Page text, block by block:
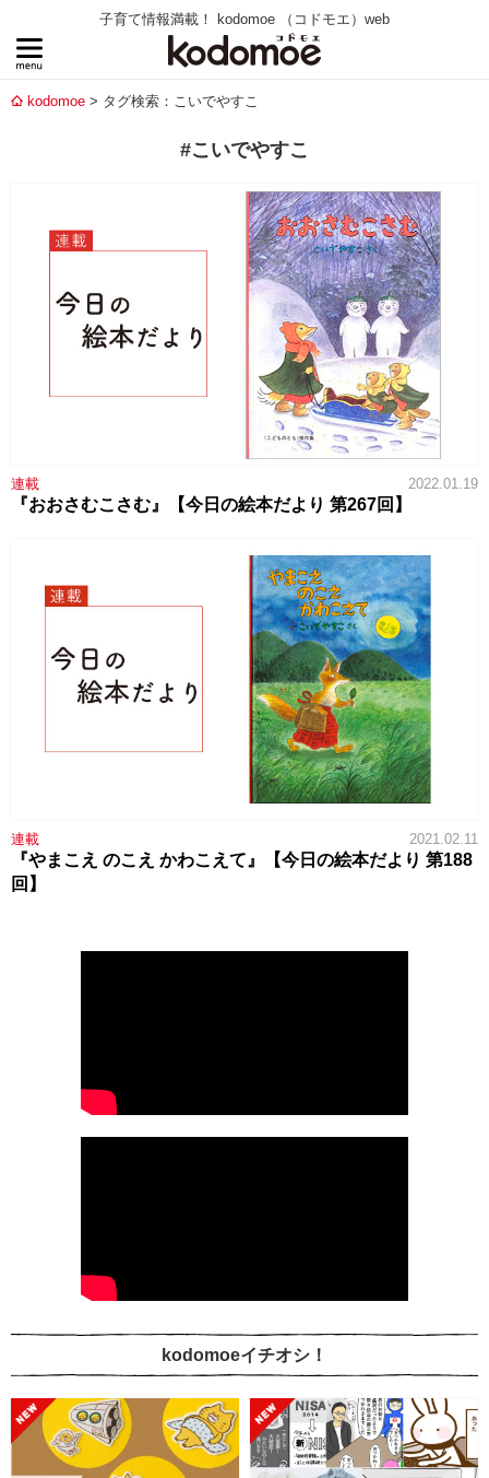
子育て情報満載！ kodomoe （コドモエ）web
kodomoe タグ検索：こいでやすこ
#こいでやすこ
連載 2022.01.19
『おおさむこさむ』【今日の絵本だより 第267回】
連載 2021.02.11
『やまこえ のこえ かわこえて』【今日の絵本だより 第188
回】
kodomoeイチオシ！